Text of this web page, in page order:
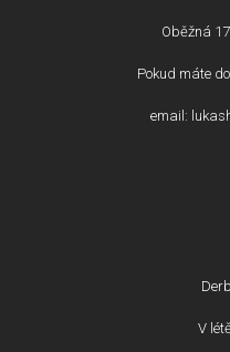
Oběžná
Pokud máte
email:
V